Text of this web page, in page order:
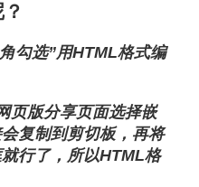
勾选”用HTML格式编
页版分享页面选择嵌
复制到剪切板，再将
行了，所以HTML格